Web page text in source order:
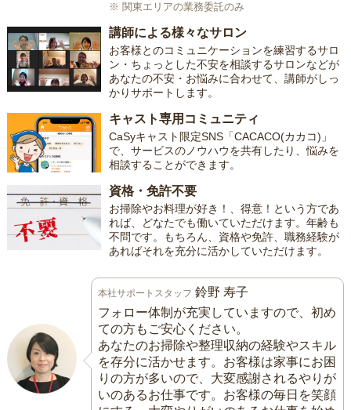
※ 関東エリアの業務委託のみ
講師による様々なサロン
お客様とのコミュニケーションを練習するサロ
ン・ちょっとした不安を相談するサロンなどが
あなたの不安・お悩みに合わせて、講師がしっ
かりサポートします。
キャスト専用コミュニティ
CaSyキャスト限定SNS「CACACO(カカコ)」
で、サービスのノウハウを共有したり、悩みを
相談することができます。
資格・免許不要
お掃除やお料理が好き！、得意！という方であ
れば、どなたでも働いていただけます。年齢も
不問です。もちろん、資格や免許、職務経験が
あればそれを充分に活かしていただけます。
本社サポートスタッフ 鈴野 寿子
フォロー体制が充実していますので、初め
ての方もご安心ください。
あなたのお掃除や整理収納の経験やスキル
を存分に活かせます。お客様は家事にお困
りの方が多いので、大変感謝されるやりが
いのあるお仕事です。お客様の毎日を笑顔